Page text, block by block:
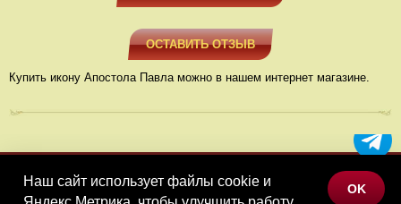
ОСТАВИТЬ ОТЗЫВ
Купить икону Апостола Павла можно в нашем интернет магазине.
МЕНЮ
Наш сайт использует файлы cookie и
OK